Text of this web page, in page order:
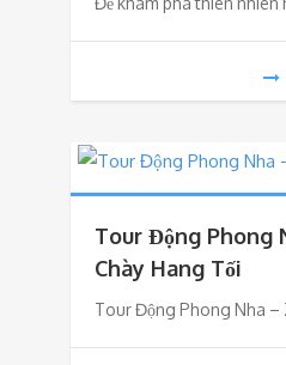
Tour Động Phong
Chày Hang Tối
Tour Động Phong Nha –